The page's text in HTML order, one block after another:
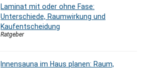
Laminat mit oder ohne Fase:
Unterschiede, Raumwirkung und
Kaufentscheidung
Ratgeber
Innensauna im Haus planen: Raum,